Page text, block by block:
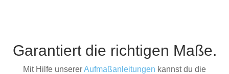
Garantiert die richtigen Maße.
Mit Hilfe unsererAufmaßanleitungen kannst du die